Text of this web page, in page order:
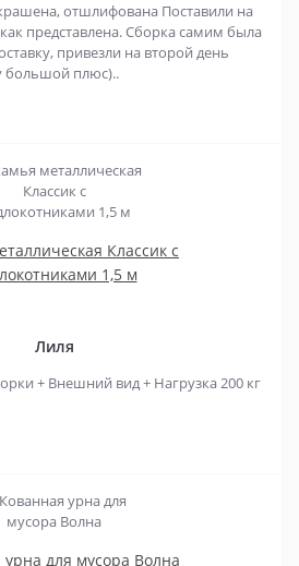
отшлифована Поставили на
представлена. Сборка самим была
привезли на второй день
большой плюс)..
Классик с
1,5 м
Лиля
+ Внешний вид + Нагрузка 200 кг
для мусора Волна